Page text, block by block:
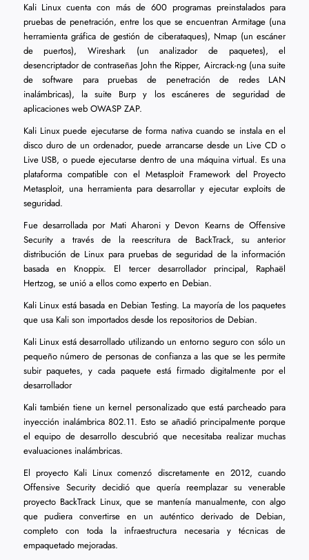
Kali Linux cuenta con más de 600 programas preinstalados para
pruebas de penetración, entre los que se encuentran Armitage (una
herramienta gráfica de gestión de ciberataques), Nmap (un escáner
de puertos), Wireshark (un analizador de paquetes), el
desencriptador de contraseñas John the Ripper, Aircrack-ng (una suite
de software para pruebas de penetración de redes LAN
inalámbricas), la suite Burp y los escáneres de seguridad de
aplicaciones web OWASP ZAP.
Kali Linux puede ejecutarse de forma nativa cuando se instala en el
disco duro de un ordenador, puede arrancarse desde un Live CD o
Live USB, o puede ejecutarse dentro de una máquina virtual. Es una
plataforma compatible con el Metasploit Framework del Proyecto
Metasploit, una herramienta para desarrollar y ejecutar exploits de
seguridad.
Fue desarrollada por Mati Aharoni y Devon Kearns de Offensive
Security a través de la reescritura de BackTrack, su anterior
distribución de Linux para pruebas de seguridad de la información
basada en Knoppix. El tercer desarrollador principal, Raphaël
Hertzog, se unió a ellos como experto en Debian.
Kali Linux está basada en Debian Testing. La mayoría de los paquetes
que usa Kali son importados desde los repositorios de Debian.
Kali Linux está desarrollado utilizando un entorno seguro con sólo un
pequeño número de personas de confianza a las que se les permite
subir paquetes, y cada paquete está firmado digitalmente por el
desarrollador
Kali también tiene un kernel personalizado que está parcheado para
inyección inalámbrica 802.11. Esto se añadió principalmente porque
el equipo de desarrollo descubrió que necesitaba realizar muchas
evaluaciones inalámbricas.
El proyecto Kali Linux comenzó discretamente en 2012, cuando
Offensive Security decidió que quería reemplazar su venerable
proyecto BackTrack Linux, que se mantenía manualmente, con algo
que pudiera convertirse en un auténtico derivado de Debian,
completo con toda la infraestructura necesaria y técnicas de
empaquetado mejoradas.